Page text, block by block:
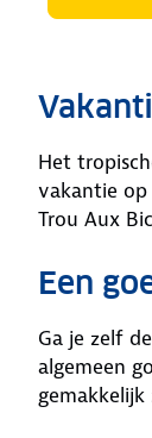
Het
vakantie op
Trou Aux
Een
Ga je zelf
algemeen